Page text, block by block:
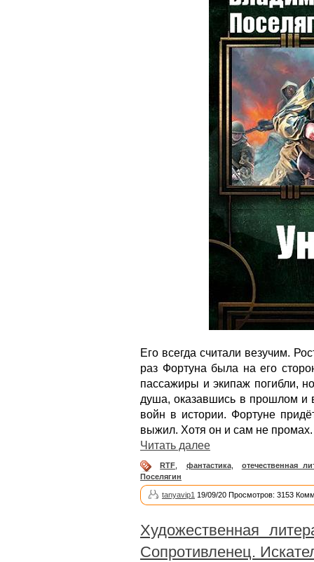
Его всегда считали везучим.
раз Фортуна была на его
пассажиры и экипаж погибли,
душа, оказавшись в прошлом и
войн в истории. Фортуне
выжил. Хотя он и сам не промах.
Читать далее
RTF фантастика,
отечественная
Поселягин
tanyavip1 19/09/20 Просмотров: 3153
Художественная
Сопротивленец.